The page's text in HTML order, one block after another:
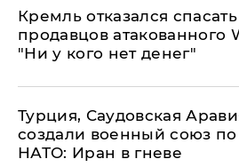
Кремль отказался
продавцов атакованного
"Ни у кого нет денег"
Турция, Саудовская
создали военный союз
НАТО: Иран в гневе